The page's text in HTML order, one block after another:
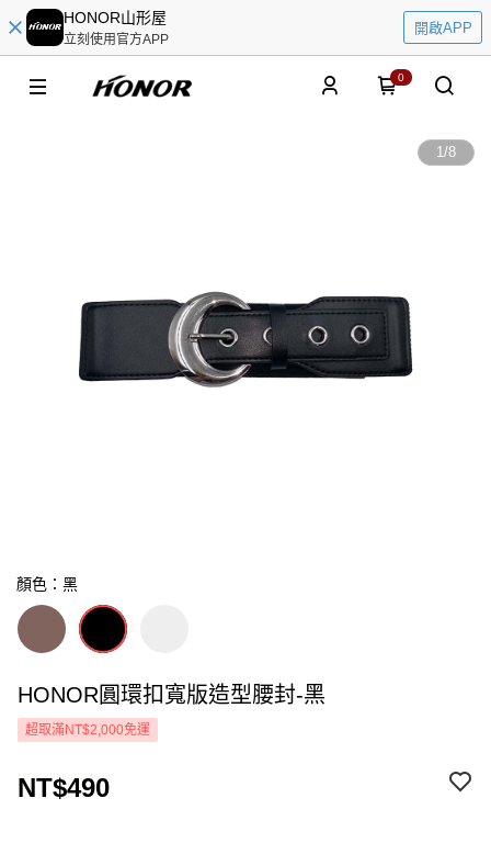
HONOR山形屋
立刻使用官方APP
開啟APP
0
1/8
顏色：黑
HONOR圓環扣寬版造型腰封-黑
超取滿NT$2,000免運
NT$490